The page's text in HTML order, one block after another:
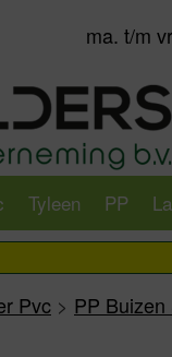
ma. t/m
Tyleen PP
Pvc > PP